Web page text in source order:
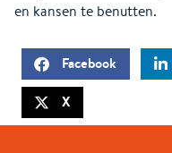
en kansen te benutten.
Facebook
X